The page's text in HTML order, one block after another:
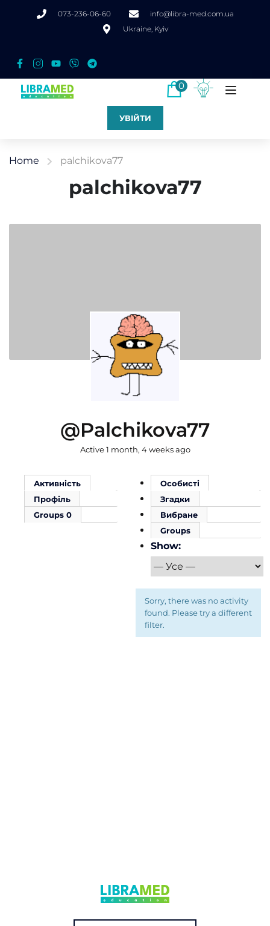
073-236-06-60
info@libra-med.com.ua
Ukraine, Kyiv
0
УВІЙТИ
Home palchikova77
palchikova77
@palchikova77
Active 1 month, 4 weeks ago
Активність
Профіль
Groups 0
Особисті
Згадки
Вибране
Groups
Show:
Sorry, there was no activity
found. Please try a different
filter.